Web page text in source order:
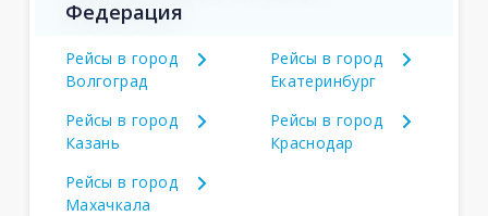
Федерация
Рейсы в город
Волгоград
Рейсы в город
Екатеринбург
Рейсы в город
Казань
Рейсы в город
Краснодар
Рейсы в город
Махачкала